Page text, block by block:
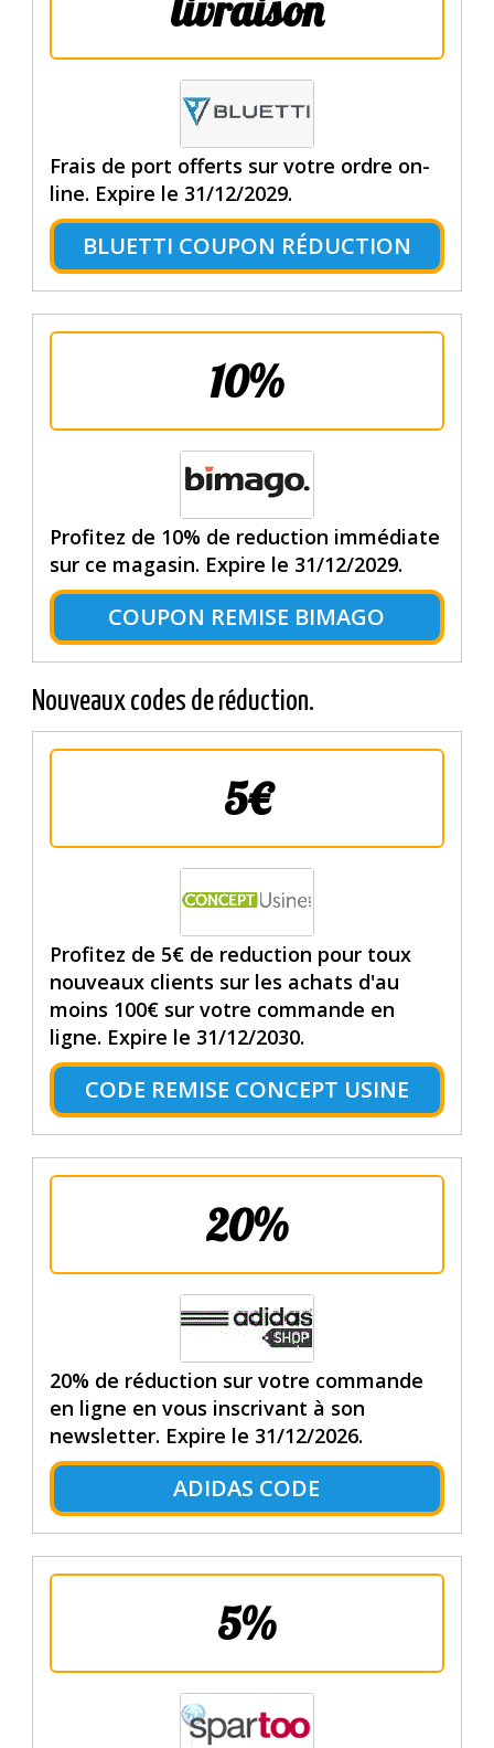
Frais de port offerts sur votre ordre on-
line. Expire le 31/12/2029.
BLUETTI COUPON RÉDUCTION
10%
Profitez de 10% de reduction immédiate
sur ce magasin. Expire le 31/12/2029.
COUPON REMISE BIMAGO
Nouveaux codes de réduction.
5€
Profitez de 5€ de reduction pour toux
nouveaux clients sur les achats d'au
moins 100€ sur votre commande en
ligne. Expire le 31/12/2030.
CODE REMISE CONCEPT USINE
20%
20% de réduction sur votre commande
en ligne en vous inscrivant à son
newsletter. Expire le 31/12/2026.
ADIDAS CODE
5%